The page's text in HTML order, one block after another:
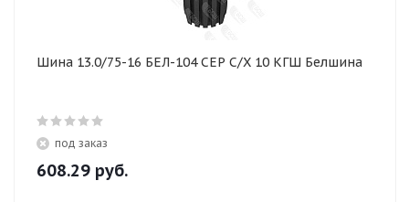
Шина 13.0/75-16 БЕЛ-104 СЕР С/Х 10 КГШ Белшина
под заказ
608.29 руб.